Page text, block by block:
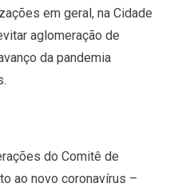
em geral, na Cidade
aglomeração de
da pandemia
do Comitê de
ao novo coronavírus –